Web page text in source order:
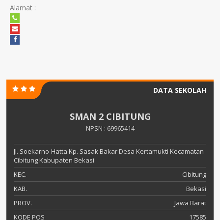
Alamat :
DATA SEKOLAH
SMAN 2 CIBITUNG
NPSN : 69965414
Jl. Soekarno-Hatta Kp. Sasak Bakar Desa Kertamukti Kecamatan
Cibitung Kabupaten Bekasi
KEC.
Cibitung
KAB.
Bekasi
PROV.
Jawa Barat
KODE POS
17585